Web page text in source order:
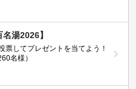
湯2026】
票してプレゼントを当てよう！
名様）